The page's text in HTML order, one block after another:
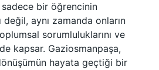
bir öğrencinin
değil, aynı zamanda onların
sorumluluklarını ve
kapsar. Gaziosmanpaşa,
hayata geçtiği bir